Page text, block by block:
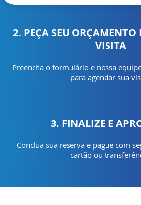
2. PEÇA SEU ORÇAMENTO
VISITA
Preencha o formulário e nossa
para agendar sua
3. FINALIZE E
Conclua sua reserva e pague com
cartão ou